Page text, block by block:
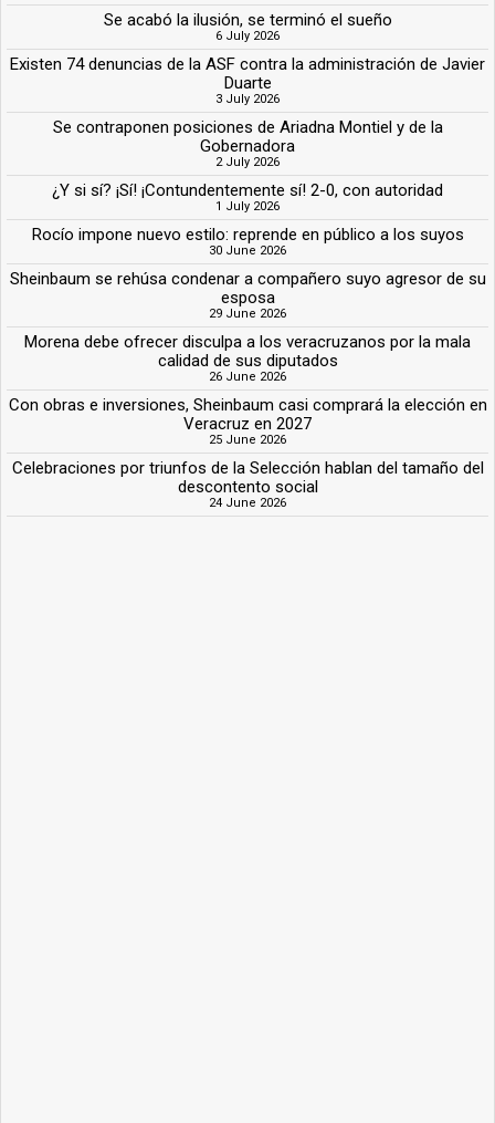
Se acabó la ilusión, se terminó el sueño
6 July 2026
Existen 74 denuncias de la ASF contra la administración de Javier
Duarte
3 July 2026
Se contraponen posiciones de Ariadna Montiel y de la
Gobernadora
2 July 2026
¿Y si sí? ¡Sí! ¡Contundentemente sí! 2-0, con autoridad
1 July 2026
Rocío impone nuevo estilo: reprende en público a los suyos
30 June 2026
Sheinbaum se rehúsa condenar a compañero suyo agresor de su
esposa
29 June 2026
Morena debe ofrecer disculpa a los veracruzanos por la mala
calidad de sus diputados
26 June 2026
Con obras e inversiones, Sheinbaum casi comprará la elección en
Veracruz en 2027
25 June 2026
Celebraciones por triunfos de la Selección hablan del tamaño del
descontento social
24 June 2026